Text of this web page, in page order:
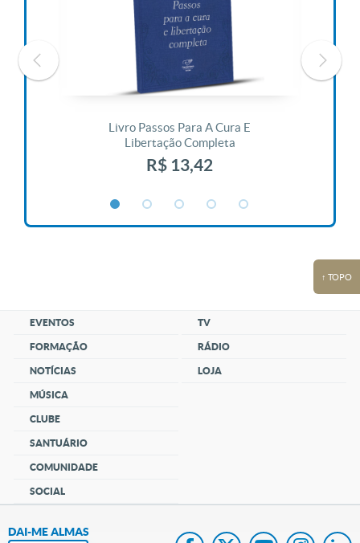
Livro Passos Para A Cura E
Libertação Completa
R$ 13,42
↑ TOPO
EVENTOS
FORMAÇÃO
NOTÍCIAS
MÚSICA
CLUBE
SANTUÁRIO
COMUNIDADE
SOCIAL
TV
RÁDIO
LOJA
DAI-ME ALMAS